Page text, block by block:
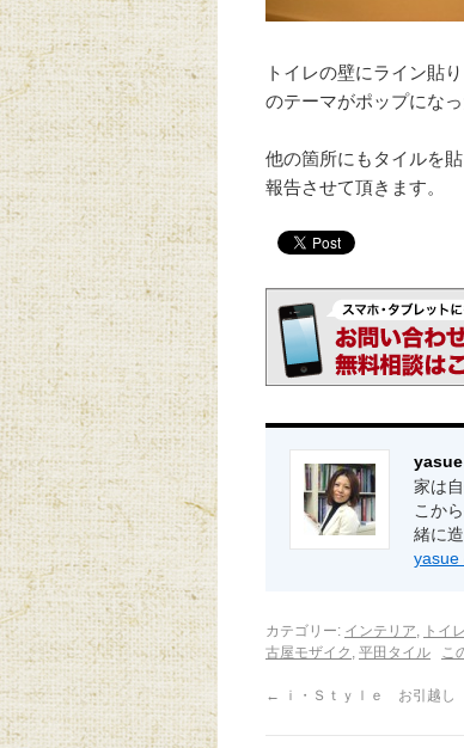
トイレの壁にライン貼
のテーマがポップにな
他の箇所にもタイルを
報告させて頂きます。
家は
こか
緒に
yasue
カテゴリー: インテリア, トイレ
古屋モザイク , 平田タイル こ
← ｉ・Ｓｔｙｌｅ お引越し